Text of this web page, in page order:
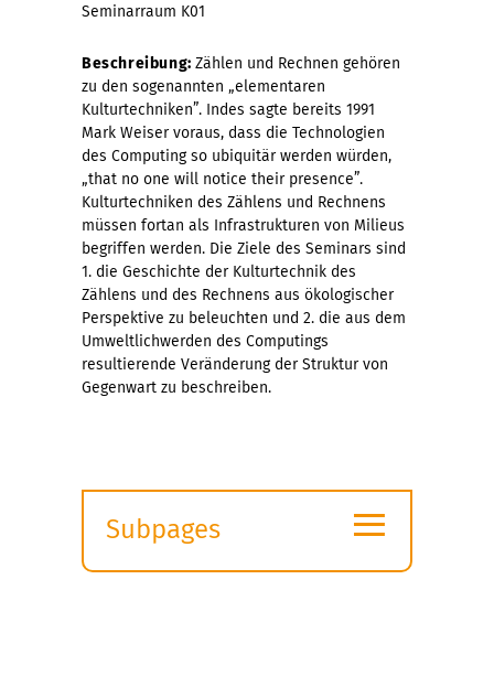
Seminarraum K01
Beschreibung:Zählen und Rechnen gehören
zu den sogenannten „elementaren
Kulturtechniken”. Indes sagte bereits 1991
Mark Weiser voraus, dass die Technologien
des Computing so ubiquitär werden würden,
„that no one will notice their presence”.
Kulturtechniken des Zählens und Rechnens
müssen fortan als Infrastrukturen von Milieus
begriffen werden. Die Ziele des Seminars sind
1. die Geschichte der Kulturtechnik des
Zählens und des Rechnens aus ökologischer
Perspektive zu beleuchten und 2. die aus dem
Umweltlichwerden des Computings
resultierende Veränderung der Struktur von
Gegenwart zu beschreiben.
Subpages
≡